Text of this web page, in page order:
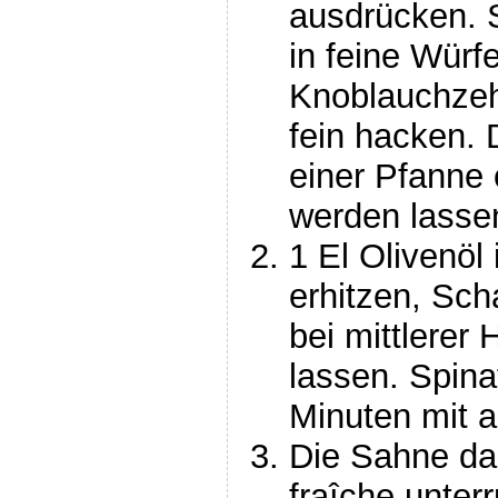
ausdrücken.
in feine
fein hacken.
einer Pfanne
werden
1 El Olivenöl
erhitzen,
bei mittlerer
lassen.
Minuten mit
Die Sahne